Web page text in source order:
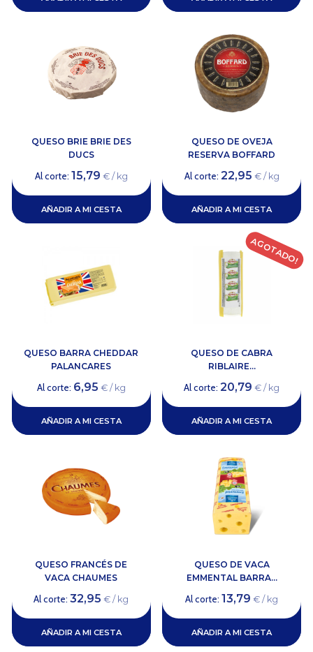
QUESO BRIE BRIE DES
DUCS
Al corte: 15,79 € / kg
AÑADIR A MI CESTA
QUESO DE OVEJA
RESERVA BOFFARD
Al corte: 22,95 € / kg
AÑADIR A MI CESTA
QUESO BARRA CHEDDAR
PALANCARES
Al corte: 6,95 € / kg
AÑADIR A MI CESTA
QUESO DE CABRA
RIBLAIRE...
Al corte:20,79 € / kg
AÑADIR A MI CESTA
AGOTADO!
QUESO FRANCÉS DE
VACA CHAUMES
Al corte:32,95 € / kg
AÑADIR A MI CESTA
QUESO DE VACA
EMMENTAL BARRA...
Al corte:13,79 € / kg
AÑADIR A MI CESTA